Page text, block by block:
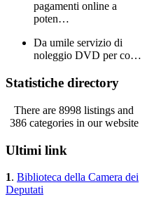
pagamenti online a
poten…
Da umile servizio di
noleggio DVD per co…
Statistiche directory
There are 8998 listings and
386 categories in our website
Ultimi link
1. Biblioteca della Camera dei
Deputati